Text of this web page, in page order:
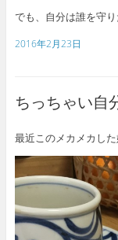
でも、自分は誰を守り
2016年2月23日
ちっちゃい自
最近このメカメカし